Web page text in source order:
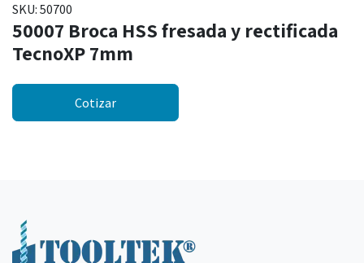
SKU: 50700
50007 Broca HSS fresada y rectificada
TecnoXP 7mm
Cotizar